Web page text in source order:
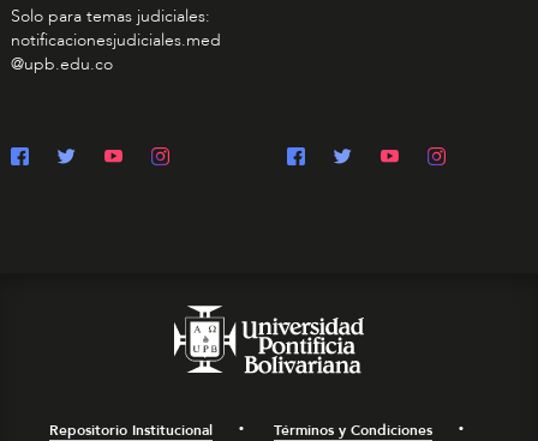
Solo para temas judiciales:
notificacionesjudiciales.med
@upb.edu.co
Repositorio Institucional Términos y Condiciones